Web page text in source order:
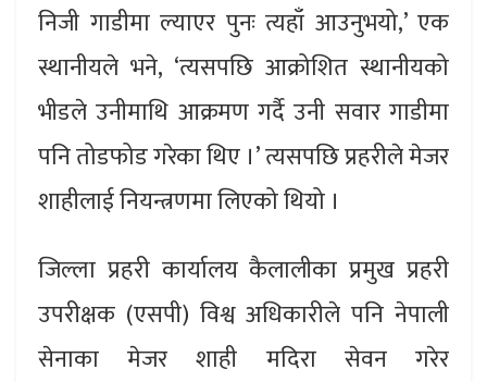
निजी गाडीमा ल्याएर पुनः त्यहाँ आउनुभयो,’ एक
स्थानीयले भने, ‘त्यसपछि आक्रोशित स्थानीयको
भीडले उनीमाथि आक्रमण गर्दै उनी सवार गाडीमा
पनि तोडफोड गरेका थिए ।’ त्यसपछि प्रहरीले मेजर
शाहीलाई नियन्त्रणमा लिएको थियो ।
जिल्ला प्रहरी कार्यालय कैलालीका प्रमुख प्रहरी
उपरीक्षक (एसपी) विश्व अधिकारीले पनि नेपाली
सेनाका मेजर शाही मदिरा सेवन गरेर